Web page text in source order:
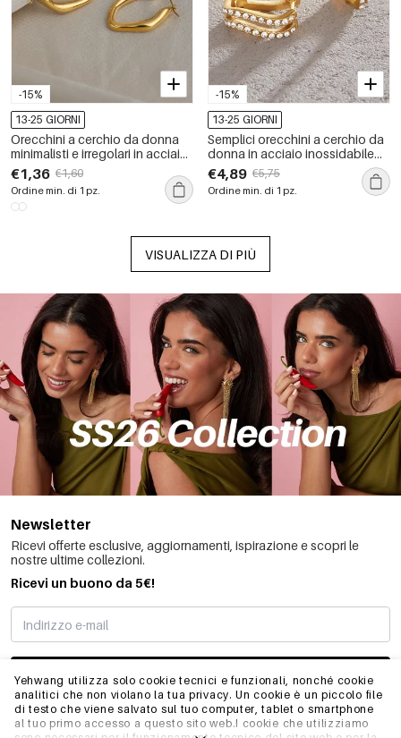
Yehwang utilizza solo cookie tecnici e funzionali, nonché cookie
analitici che non violano la tua privacy. Un cookie è un piccolo file
di testo che viene salvato sul tuo computer, tablet o smartphone
al tuo primo accesso a questo sito web.I cookie che utilizziamo
-15%
13-25 GIORNI
Orecchini a cerchio da donna
minimalisti e irregolari in acciaio
inossidabile, impermeabili e
color oro.
€1,36 €1,60
Ordine min. di 1 pz.
-15%
13-25 GIORNI
Semplici orecchini a cerchio da
donna in acciaio inossidabile
traforato, impermeabili, color
oro, con strass.
€4,89 €5,75
Ordine min. di 1 pz.
VISUALIZZA DI PIÙ
Newsletter
Ricevi offerte esclusive, aggiornamenti, ispirazione e scopri le
nostre ultime collezioni.
Ricevi un buono da 5€!
MI STO REGISTRANDO